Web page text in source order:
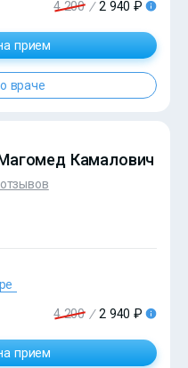
4 200 / 2 940 ₽
прием
враче
Камалович
4 200 / 2 940 ₽
прием